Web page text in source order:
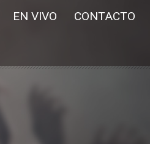
EN VIVO CONTACTO